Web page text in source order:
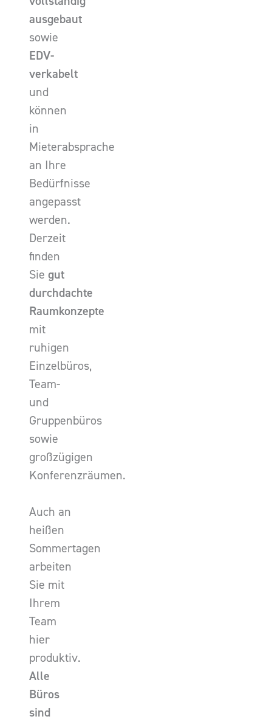
ausgebaut
sowie
EDV-
verkabelt
und
können
in
Mieterabsprache
an Ihre
Bedürfnisse
angepasst
werden.
Derzeit
finden
Sie gut
durchdachte
Raumkonzepte
mit
ruhigen
Einzelbüros,
Team-
und
Gruppenbüros
sowie
großzügigen
Konferenzräumen.
Auch an
heißen
Sommertagen
arbeiten
Sie mit
Ihrem
Team
hier
produktiv.
Alle
Büros
sind